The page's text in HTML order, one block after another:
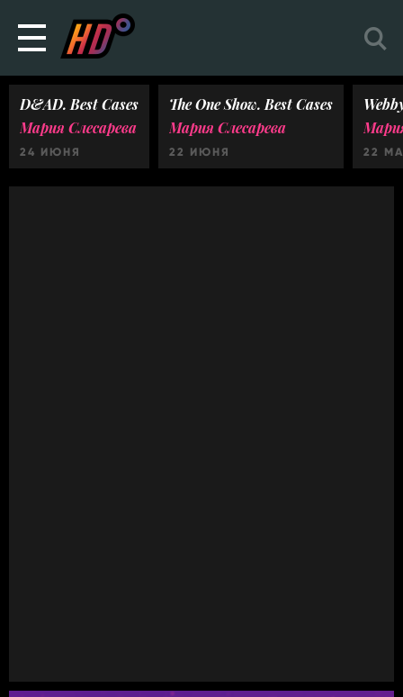
D&AD. Best Cases
Мария Слесарева
24 ИЮНЯ
The One Show. Best Cases
Мария Слесарева
22 ИЮНЯ 22